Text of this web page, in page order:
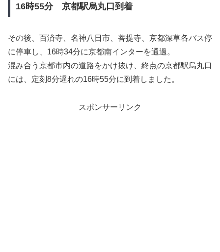
16時55分 京都駅烏丸口到着
その後、百済寺、名神八日市、菩提寺、京都深草各バス停
に停車し、16時34分に京都南インターを通過。
混み合う京都市内の道路をかけ抜け、終点の京都駅烏丸口
には、定刻8分遅れの16時55分に到着しました。
スポンサーリンク